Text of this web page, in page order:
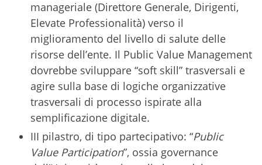
manageriale (Direttore Generale, Dirigenti,
Elevate Professionalità) verso il
miglioramento del livello di salute delle
risorse dell’ente. Il Public Value Management
dovrebbe sviluppare “soft skill” trasversali e
agire sulla base di logiche organizzative
trasversali di processo ispirate alla
semplificazione digitale.
III pilastro, di tipo partecipativo: “Public
Value Participation”, ossia governance